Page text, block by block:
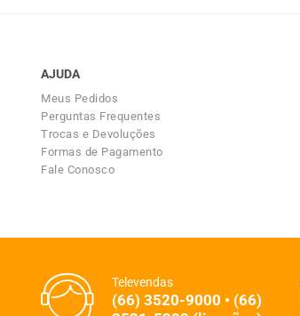
AJUDA
Meus Pedidos
Perguntas Frequentes
Trocas e Devoluções
Formas de Pagamento
Fale Conosco
Televendas
(66) 3520-9000 • (66)